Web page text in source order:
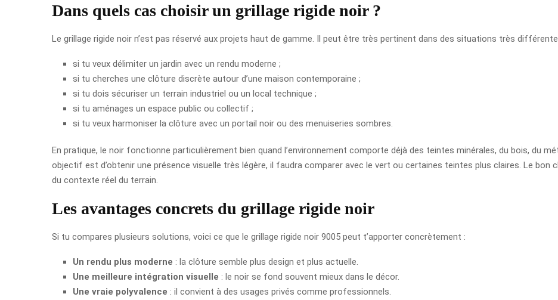
Dans quels cas choisir un grillage rigide noir ?
Le grillage rigide noir n’est pas réservé aux projets haut de gamme. Il peut être très pertinent dans des situations très
si tu veux délimiter un jardin avec un rendu moderne ;
si tu cherches une clôture discrète autour d’une maison contemporaine ;
si tu dois sécuriser un terrain industriel ou un local technique ;
si tu aménages un espace public ou collectif ;
si tu veux harmoniser la clôture avec un portail noir ou des menuiseries sombres.
En pratique, le noir fonctionne particulièrement bien quand l’environnement comporte déjà des teintes minérales, du bois, du
objectif est d’obtenir une présence visuelle très légère, il faudra comparer avec le vert ou certaines teintes plus claires. Le bon
du contexte réel du terrain.
Les avantages concrets du grillage rigide noir
Si tu compares plusieurs solutions, voici ce que le grillage rigide noir 9005 peut t’apporter concrètement :
Un rendu plus moderne : la clôture semble plus design et plus actuelle.
Une meilleure intégration visuelle : le noir se fond souvent mieux dans le décor.
Une vraie polyvalence : il convient à des usages privés comme professionnels.